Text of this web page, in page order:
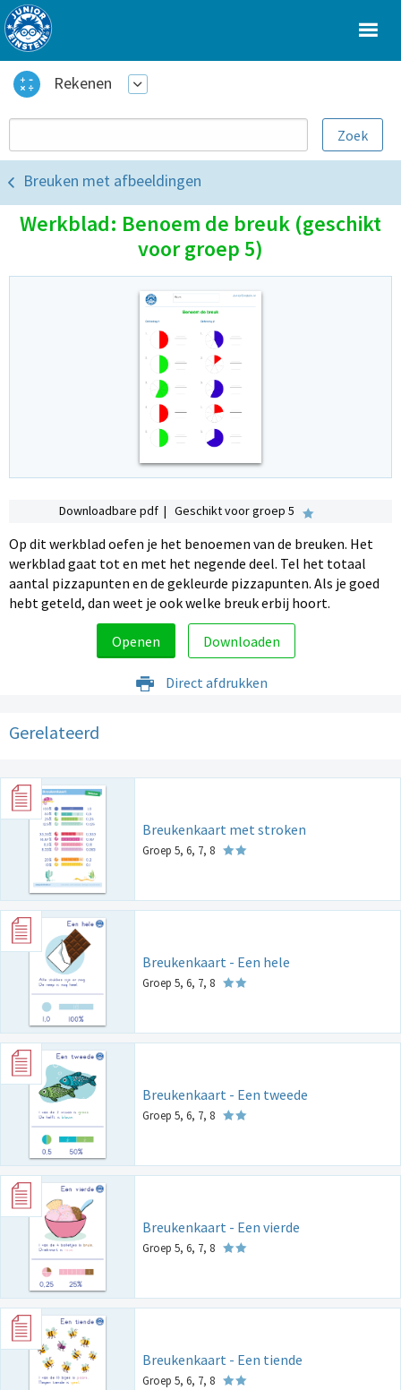
Rekenen
Breuken met afbeeldingen
Werkblad: Benoem de breuk (geschikt
voor groep 5)
Downloadbare pdf | Geschikt voor groep 5
Op dit werkblad oefen je het benoemen van de breuken. Het
werkblad gaat tot en met het negende deel. Tel het totaal
aantal pizzapunten en de gekleurde pizzapunten. Als je goed
hebt geteld, dan weet je ook welke breuk erbij hoort.
Openen Downloaden
Direct afdrukken
Gerelateerd
Breukenkaart met stroken
Groep 5, 6, 7, 8
Breukenkaart - Een hele
Groep 5, 6, 7, 8
Breukenkaart - Een tweede
Groep 5, 6, 7, 8
Breukenkaart - Een vierde
Groep 5, 6, 7, 8
Breukenkaart - Een tiende
Groep 5, 6, 7, 8